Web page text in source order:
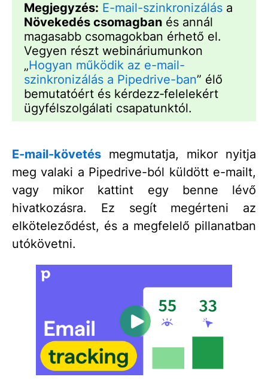
Megjegyzés: E-mail-szinkronizálás a
Növekedés csomagban és annál
magasabb csomagokban érhető el.
Vegyen részt webináriumunkon
„Hogyan működik az e-mail-
szinkronizálás a Pipedrive-ban” élő
bemutatóért és kérdezz‑felelekért
ügyfélszolgálati csapatunktól.
E-mail-követés megmutatja, mikor nyitja
meg valaki a Pipedrive-ból küldött e-mailt,
vagy mikor kattint egy benne lévő
hivatkozásra. Ez segít megérteni az
elköteleződést, és a megfelelő pillanatban
utókövetni.